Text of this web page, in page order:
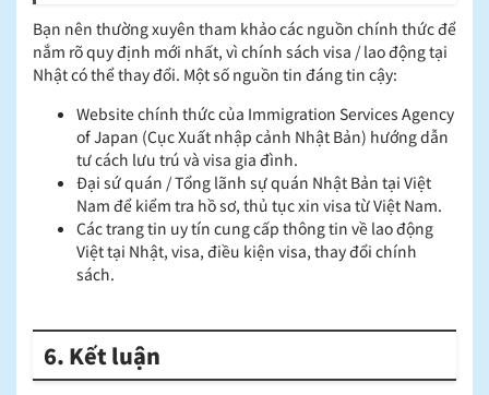
Bạn nên thường xuyên tham khảo các nguồn chính thức để
nắm rõ quy định mới nhất, vì chính sách visa / lao động tại
Nhật có thể thay đổi. Một số nguồn tin đáng tin cậy:
Website chính thức của Immigration Services Agency
of Japan (Cục Xuất nhập cảnh Nhật Bản) hướng dẫn
tư cách lưu trú và visa gia đình.
Đại sứ quán / Tổng lãnh sự quán Nhật Bản tại Việt
Nam để kiểm tra hồ sơ, thủ tục xin visa từ Việt Nam.
Các trang tin uy tín cung cấp thông tin về lao động
Việt tại Nhật, visa, điều kiện visa, thay đổi chính
sách.
6. Kết luận